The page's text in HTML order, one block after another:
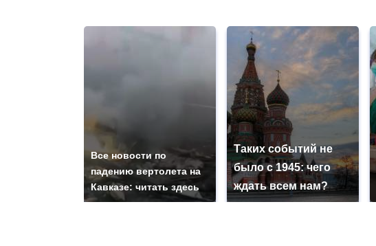
Все новости по
падению вертолета на
Кавказе: читать здесь
Таких событий не
было с 1945: чего
ждать всем нам?